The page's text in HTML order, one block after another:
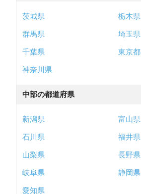
茨城県
栃木県
群馬県
埼玉県
千葉県
東京都
神奈川県
中部の都道府県
新潟県
富山県
石川県
福井県
山梨県
長野県
岐阜県
静岡県
愛知県